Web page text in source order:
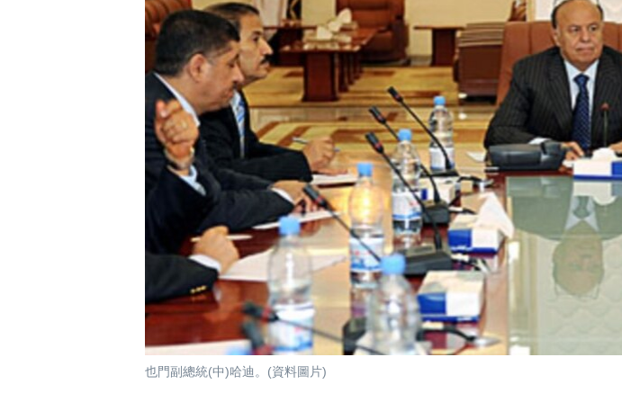
也門副總統(中)哈迪。(資料圖片)